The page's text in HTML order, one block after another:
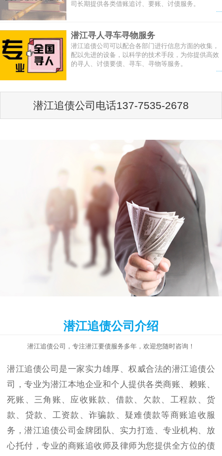
司长期提供各类借账追讨、要账、讨债服务。
潜江寻人寻车寻物服务
潜江追债公司可以配合各部门进行信息方面的收集，
配以先进的设备，以科学的技术手段，为你提供高效
的寻人、讨债要债、寻车、寻物等服务。
潜江追债公司电话137-7535-2678
潜江追债公司介绍
潜江追债公司，专注潜江要债服务多年，欢迎您随时咨询！
潜江追债公司是一家实力雄厚、权威合法的潜江追债公
司，专业为潜江本地企业和个人提供各类商账、赖账、
死账、三角账、应收账款、借款、欠款、工程款、货
款、贷款、工资款、诈骗款、疑难债款等商账追收服
务，潜江追债公司金牌团队、实力打造、专业机构、放
心托付，专业的商账追收师及律师为您提供全方位的债